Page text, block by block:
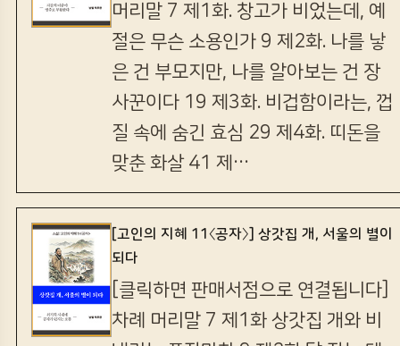
머리말 7 제1화. 창고가 비었는데, 예
절은 무슨 소용인가 9 제2화. 나를 낳
은 건 부모지만, 나를 알아보는 건 장
사꾼이다 19 제3화. 비겁함이라는, 껍
질 속에 숨긴 효심 29 제4화. 띠돈을
맞춘 화살 41 제…
[고인의 지혜 11〈공자〉] 상갓집 개, 서울의 별이
되다
[클릭하면 판매서점으로 연결됩니다]
차례 머리말 7 제1화 상갓집 개와 비